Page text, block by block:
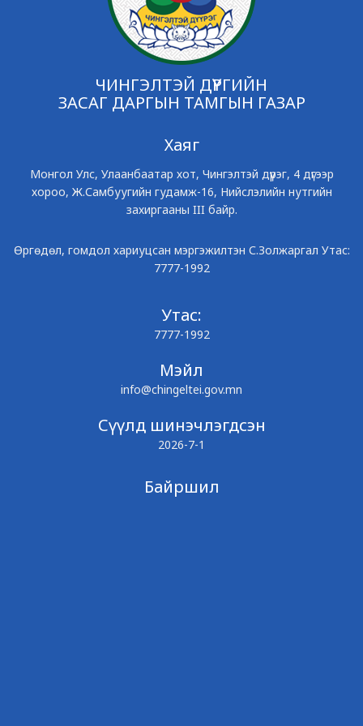
ЧИНГЭЛТЭЙ ДҮҮРГИЙН
ЗАСАГ ДАРГЫН ТАМГЫН ГАЗАР
Хаяг
Монгол Улс, Улаанбаатар хот, Чингэлтэй дүүрэг, 4 дүгээр
хороо, Ж.Самбуугийн гудамж-16, Нийслэлийн нутгийн
захиргааны III байр.
Өргөдөл, гомдол хариуцсан мэргэжилтэн С.Золжаргал Утас:
7777-1992
Утас:
7777-1992
Мэйл
info@chingeltei.gov.mn
Сүүлд шинэчлэгдсэн
2026-7-1
Байршил